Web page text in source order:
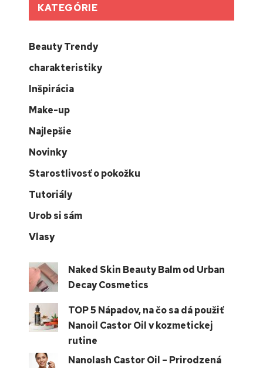
KATEGÓRIE
Beauty Trendy
charakteristiky
Inšpirácia
Make-up
Najlepšie
Novinky
Starostlivosť o pokožku
Tutoriály
Urob si sám
Vlasy
Naked Skin Beauty Balm od Urban
Decay Cosmetics
TOP 5 Nápadov, na čo sa dá použiť
Nanoil Castor Oil v kozmetickej
rutine
Nanolash Castor Oil – Prirodzená